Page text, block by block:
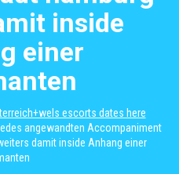
inside
einer
escorts dates here
angewandten Accompaniment
damit inside Anhang einer